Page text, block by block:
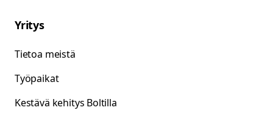
Yritys
Tietoa meistä
Työpaikat
Kestävä kehitys Boltilla